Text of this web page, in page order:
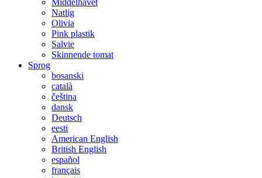
Natlig
Olivia
Pink plastik
Salvie
Skinnende tomat
Sprog
bosanski
català
čeština
dansk
Deutsch
eesti
American English
British English
español
français